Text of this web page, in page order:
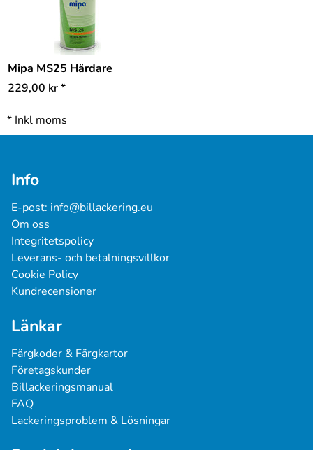
Mipa MS25 Härdare
229,00 kr*
* Inkl moms
Info
E-post: info@billackering.eu
Om oss
Integritetspolicy
Leverans- och betalningsvillkor
Cookie Policy
Kundrecensioner
Länkar
Färgkoder & Färgkartor
Företagskunder
Billackeringsmanual
FAQ
Lackeringsproblem & Lösningar